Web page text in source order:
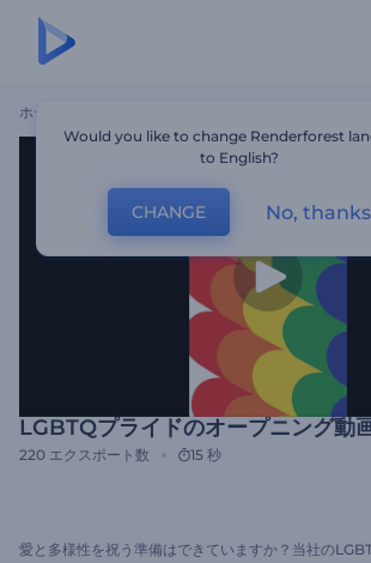
ホーム
LGBTQプライドのオープニング動
220 エクスポート数 15 秒
愛と多様性を祝う準備はできていますか？当社の
Would you like to change Renderforest
to English?
CHANGE No, thanks